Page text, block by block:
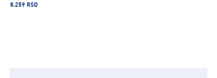
8.259 RSD